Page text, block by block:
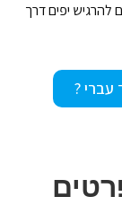
להרגיש יפים דרך
?